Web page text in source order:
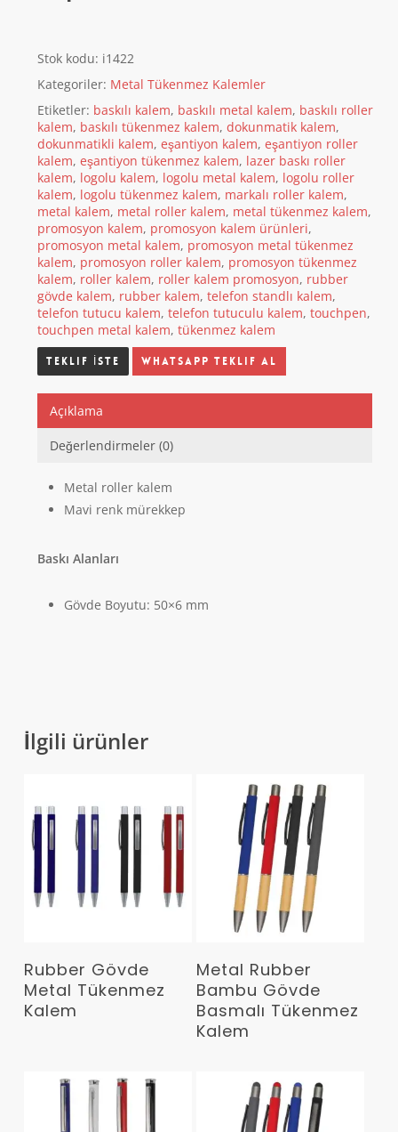
Stok kodu: i1422
Kategoriler: Metal Tükenmez Kalemler
Etiketler: baskılı kalem, baskılı metal kalem, baskılı roller
kalem, baskılı tükenmez kalem, dokunmatik kalem,
dokunmatikli kalem, eşantiyon kalem, eşantiyon roller
kalem, eşantiyon tükenmez kalem, lazer baskı roller
kalem, logolu kalem, logolu metal kalem, logolu roller
kalem, logolu tükenmez kalem, markalı roller kalem,
metal kalem, metal roller kalem, metal tükenmez kalem,
promosyon kalem, promosyon kalem ürünleri,
promosyon metal kalem, promosyon metal tükenmez
kalem, promosyon roller kalem, promosyon tükenmez
kalem, roller kalem, roller kalem promosyon, rubber
gövde kalem, rubber kalem, telefon standlı kalem,
telefon tutucu kalem, telefon tutuculu kalem, touchpen,
touchpen metal kalem, tükenmez kalem
Whatsapp Teklif Al
Açıklama
Değerlendirmeler (0)
Metal roller kalem
Mavi renk mürekkep
Baskı Alanları
Gövde Boyutu: 50×6 mm
İlgili ürünler
Devamını Oku
Rubber Gövde
Metal Tükenmez
Kalem
Devamını Oku
Metal Rubber
Bambu Gövde
Basmalı Tükenmez
Kalem